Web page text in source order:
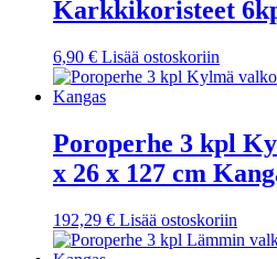
Karkkikoristeet
6,90 € Lisää ostoskoriin
Poroperhe 3 kpl
x 26 x 127 cm
192,29 € Lisää ostoskoriin